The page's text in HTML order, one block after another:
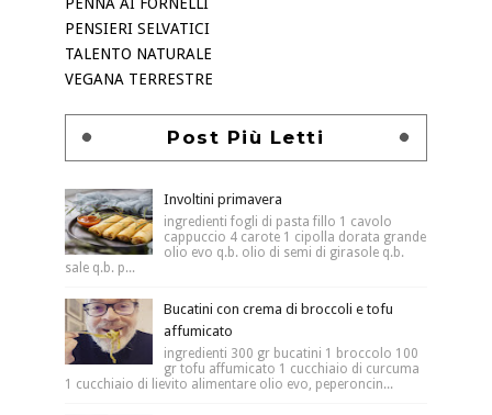
PENNA AI FORNELLI
PENSIERI SELVATICI
TALENTO NATURALE
VEGANA TERRESTRE
Post Più Letti
Involtini primavera
ingredienti fogli di pasta fillo 1 cavolo
cappuccio 4 carote 1 cipolla dorata grande
olio evo q.b. olio di semi di girasole q.b.
sale q.b. p...
Bucatini con crema di broccoli e tofu
affumicato
ingredienti 300 gr bucatini 1 broccolo 100
gr tofu affumicato 1 cucchiaio di curcuma
1 cucchiaio di lievito alimentare olio evo, peperoncin...